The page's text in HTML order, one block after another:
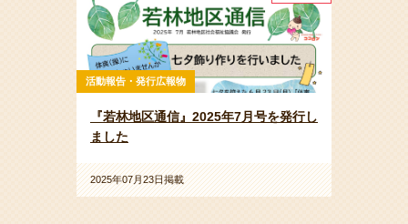
活動報告・発行広報物
『若林地区通信』2025年7月号を発行し
ました
2025年07月23日掲載